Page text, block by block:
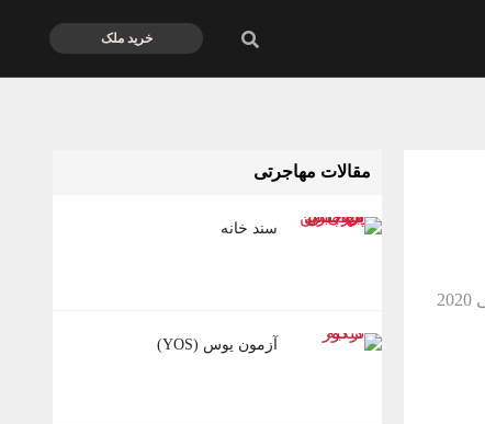
خرید ملک
مقالات مهاجرتی
سند خانه
آزمون یوس (YOS)